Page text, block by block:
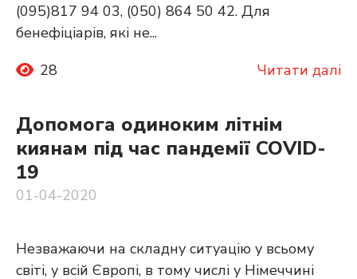
(095)817 94 03, (050) 864 50 42. Для
бенефіціарів, які не...
28
Читати далі
Допомога одиноким літнім
киянам під час пандемії COVID-
19
01-04-2020
Незважаючи на складну ситуацію у всьому
світі, у всій Європі, в тому числі у Німеччині